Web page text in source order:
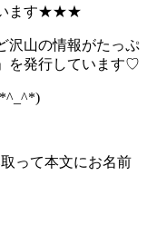
います★★★
沢山の情報がたっぷ
を発行しています♡
って本文にお名前